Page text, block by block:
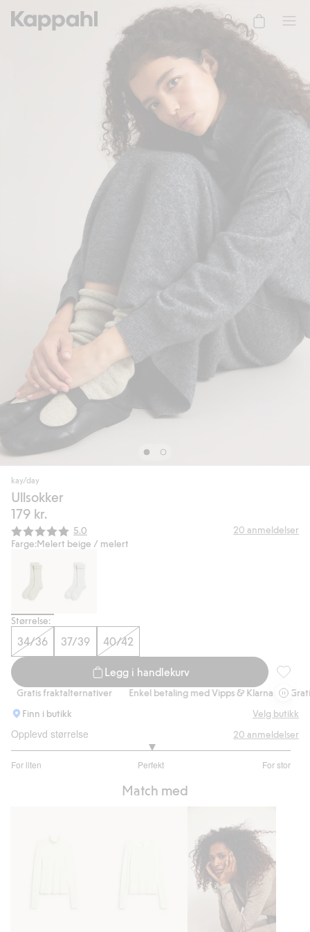
kay/day
Ullsokker
179 kr.
Gjennomsnittskarakter:
5.0 20 anmeldelser
Farge:Melert beige / melert
Størrelse:
34/36 37/39 40/42
Legg i handlekurv
Gratis fraktalternativer Enkel betaling med Vipps & Klarna
Gratis
Finn i butikk
Velg butikk
Opplevd størrelse
For liten Perfekt For stor
av
20 anmeldelser
Match med